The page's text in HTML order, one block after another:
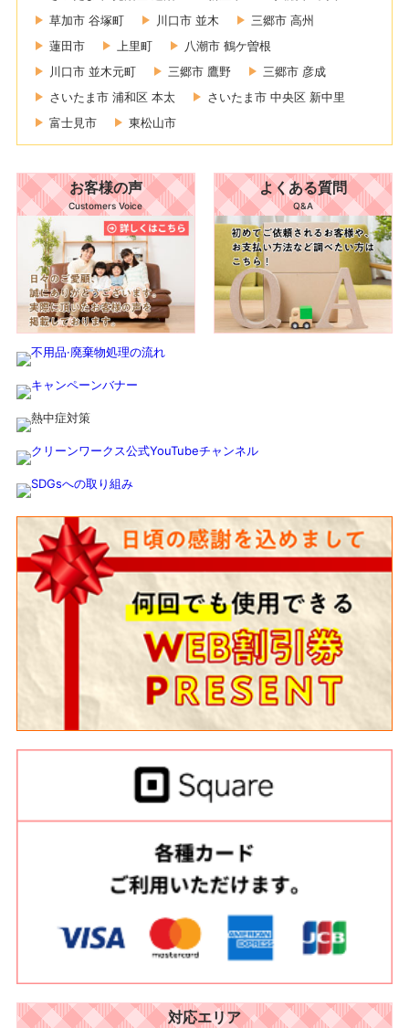
草加市 谷塚町
川口市 並木
三郷市 高州
蓮田市
上里町
八潮市 鶴ケ曽根
川口市 並木元町
三郷市 鷹野
三郷市 彦成
さいたま市 浦和区 本太
さいたま市 中央区 新中里
富士見市
東松山市
お客様の声
Customers Voice
よくある質問
Q&A
対応エリア